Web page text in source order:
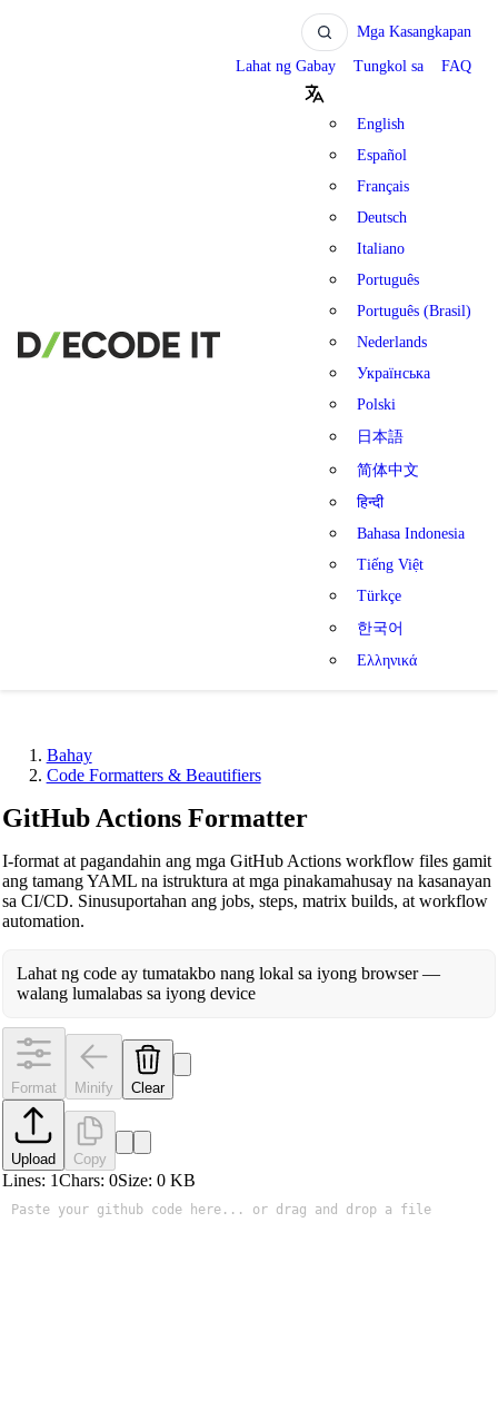
Mga Kasangkapan
Lahat ng Gabay Tungkol sa FAQ
English
Español
Français
Deutsch
Italiano
Português
Português (Brasil)
Nederlands
Українська
Polski
日本語
简体中文
हिन्दी
Bahasa Indonesia
Tiếng Việt
Türkçe
한국어
Ελληνικά
Bahay
Code Formatters & Beautifiers
GitHub Actions Formatter
I-format at pagandahin ang mga GitHub Actions workflow files gamit
ang tamang YAML na istruktura at mga pinakamahusay na kasanayan
sa CI/CD. Sinusuportahan ang jobs, steps, matrix builds, at workflow
automation.
Lahat ng code ay tumatakbo nang lokal sa iyong browser —
walang lumalabas sa iyong device
Format Minify Clear
Upload Copy
Lines: 1Chars: 0Size: 0KB